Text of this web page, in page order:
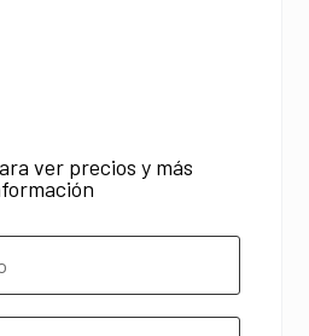
ver precios y más